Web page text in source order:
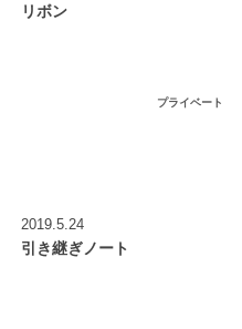
リボン
プライベート
2019.5.24
引き継ぎノート